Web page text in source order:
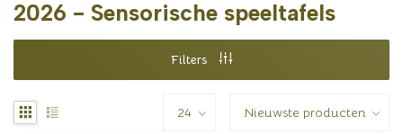
2026 - Sensorische speeltafels
Filters